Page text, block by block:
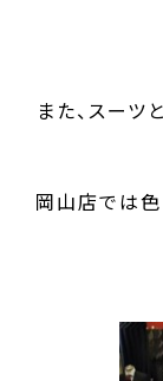
また、スーツ
岡山店では